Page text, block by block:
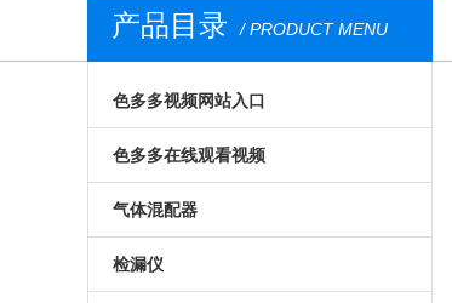
产品目录 / PRODUCT MENU
色多多视频网站入口
气调包装分析仪
安瓿瓶色多多视频网站入口
西林瓶色多多视频网站入口
色多多在线观看视频
膜康分析仪
台式顶空气体分析仪
气体混配器
气调包装气体混配器
检漏仪